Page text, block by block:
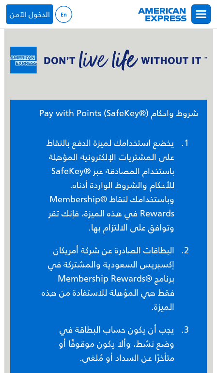
تجاوز إلى المحتوى الرئيسي
الدخول الآمن
شروط واحكام Pay with Points (SafeKey®)
يخضع استخدامك لميزة الدفع بالنقاط
على المشتريات الإلكترونية المؤهلة
باستخدام المصادقة عبر ®SafeKey
للأحكام والشروط الواردة أدناه.
وباستخدامك لنقاط ®Membership
Rewards في هذه الميزة، فإنك تقر
وتوافق على الالتزام بها.
البطاقات الصادرة عن شركة أمريكان
إكسبريس السعودية والمشتركة في
برنامج ®Membership Rewards
فقط هي المؤهلة للاستفادة من هذه
الميزة.
يجب أن يكون حساب البطاقة في
وضع نشط، وألا يكون موقوفًا أو
متأخرًا عن السداد أو مُلغى.